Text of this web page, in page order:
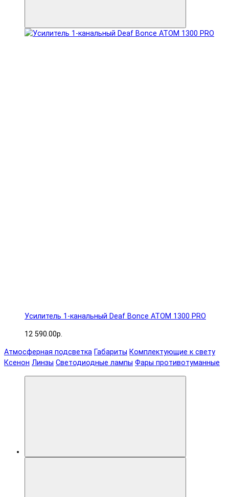
Усилитель 1-канальный Deaf Bonce ATOM 1300 PRO
12 590.00р.
Атмосферная подсветка Габариты Комплектующие к свету
Ксенон Линзы Светодиодные лампы Фары противотуманные